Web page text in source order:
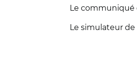
Le communiqué
Le simulateur